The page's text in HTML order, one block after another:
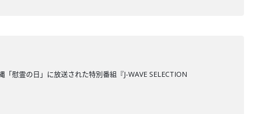
慰霊の日」に放送された特別番組『J-WAVE SELECTION